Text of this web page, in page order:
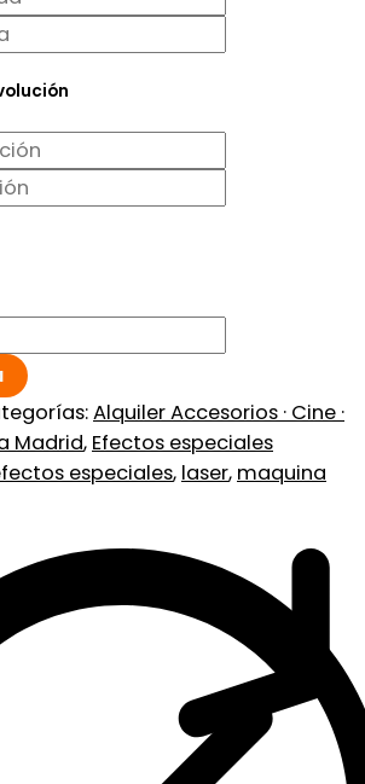
Alquiler Accesorios · Cine ·
Madrid, Efectos especiales
especiales, laser, maquina